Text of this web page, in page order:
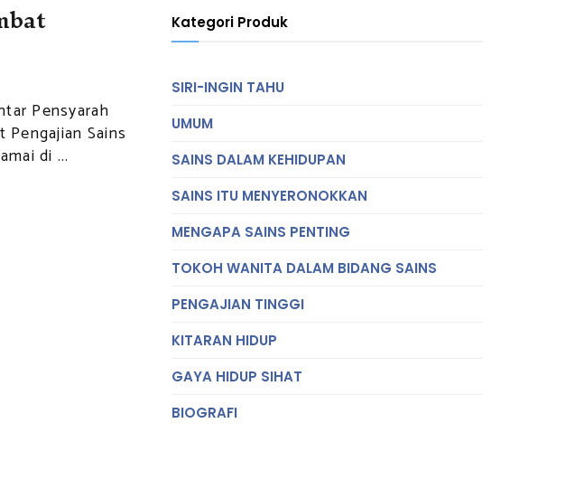
Pensyarah
Sains
di ...
Kategori Produk
SIRI-INGIN TAHU
UMUM
SAINS DALAM KEHIDUPAN
SAINS ITU MENYERONOKKAN
MENGAPA SAINS PENTING
TOKOH WANITA DALAM BIDANG SAINS
PENGAJIAN TINGGI
KITARAN HIDUP
GAYA HIDUP SIHAT
BIOGRAFI